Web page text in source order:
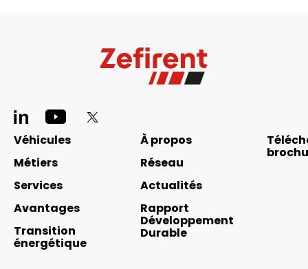
Pied
de
page
réseaux
sociaux
Navigation
principale
footer
Véhicules
Métiers
Services
Avantages
Transition
énergétique
À propos
Réseau
Actualités
Rapport
Développement
Durable